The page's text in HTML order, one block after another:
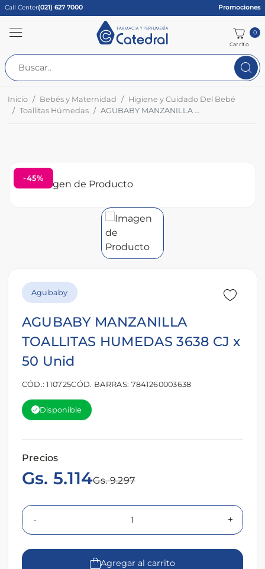
Call Center(021) 627 7000 Promociones
Carrito
0
Inicio Bebés y Maternidad
Higiene y Cuidado Del Bebé
Toallitas Húmedas
AGUBABY MANZANILLA TOALLITAS HUMEDAS 3638 CJ x 50 Unid
-45%
Agubaby
AGUBABY MANZANILLA
TOALLITAS HUMEDAS 3638 CJ x
50 Unid
CÓD.: 110725CÓD. BARRAS: 7841260003638
Disponible
Precios
Gs. 5.114Gs. 9.297
- +
Agregar al carrito